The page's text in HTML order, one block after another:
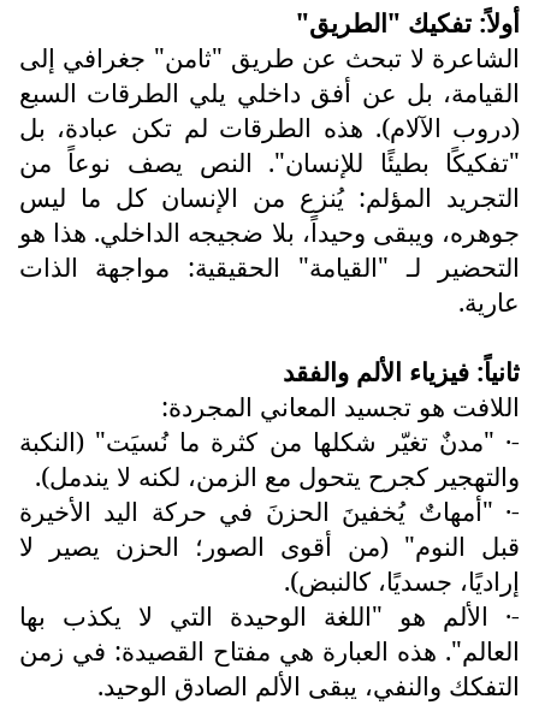
أولاً: تفكيك "الطريق"
الشاعرة لا تبحث عن طريق "ثامن" جغرافي إلى
القيامة، بل عن أفق داخلي يلي الطرقات السبع
(دروب الآلام). هذه الطرقات لم تكن عبادة، بل
"تفكيكًا بطيئًا للإنسان". النص يصف نوعاً من
التجريد المؤلم: يُنزع من الإنسان كل ما ليس
جوهره، ويبقى وحيداً، بلا ضجيجه الداخلي. هذا هو
التحضير لـ "القيامة" الحقيقية: مواجهة الذات
عارية.
ثانياً: فيزياء الألم والفقد
اللافت هو تجسيد المعاني المجردة:
-· "مدنٌ تغيّر شكلها من كثرة ما نُسيَت" (النكبة
والتهجير كجرح يتحول مع الزمن، لكنه لا يندمل).
-· "أمهاتٌ يُخفينَ الحزنَ في حركة اليد الأخيرة
قبل النوم" (من أقوى الصور؛ الحزن يصير لا
إراديًا، جسديًا، كالنبض).
-· الألم هو "اللغة الوحيدة التي لا يكذب بها
العالم". هذه العبارة هي مفتاح القصيدة: في زمن
التفكك والنفي، يبقى الألم الصادق الوحيد.